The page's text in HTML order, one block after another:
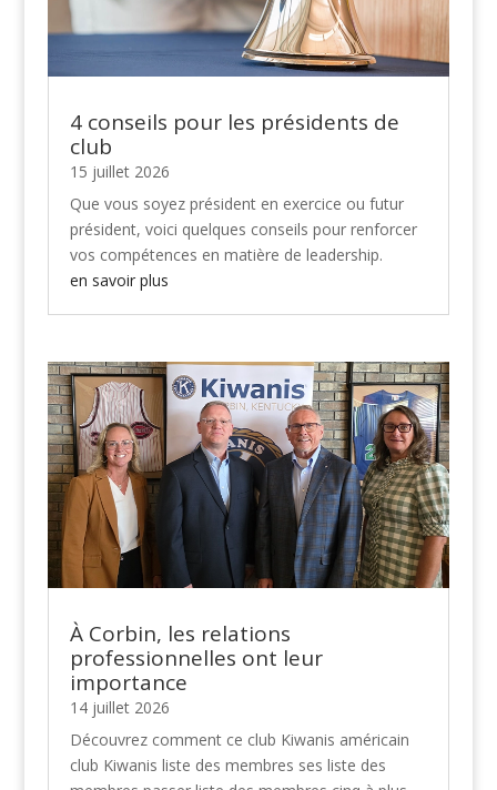
4 conseils pour les présidents de
club
15 juillet 2026
Que vous soyez président en exercice ou futur
président, voici quelques conseils pour renforcer
vos compétences en matière de leadership.
en savoir plus
À Corbin, les relations
professionnelles ont leur
importance
14 juillet 2026
Découvrez comment ce club Kiwanis américain
club Kiwanis liste des membres ses liste des